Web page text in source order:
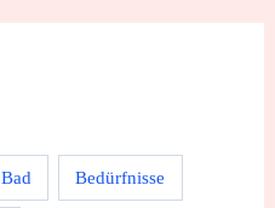
Bad Bedürfnisse